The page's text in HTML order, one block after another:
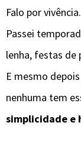
Falo por vivência.
Passei
lenha, festas de
E mesmo
nenhuma tem
simplicidade e